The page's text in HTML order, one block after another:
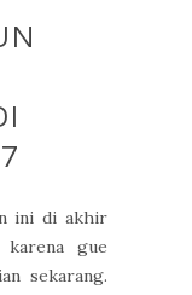
ini di akhir
karena gue
sekarang.